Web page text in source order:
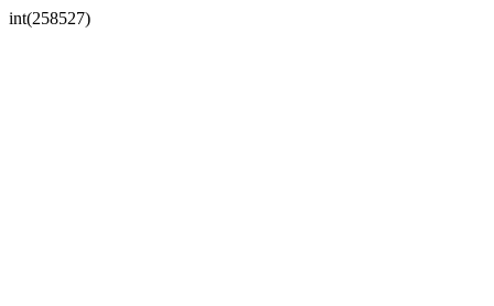
int(258527)